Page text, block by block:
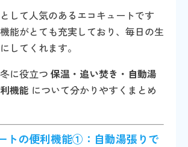
して人気のあるエコキュートです
能がとても充実しており、毎日の生
してくれます。
に役立つ 保温・追い焚き・自動湯
機能 について分かりやすくまとめ
トの便利機能①：自動湯張りで